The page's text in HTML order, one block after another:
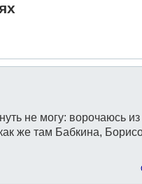
не могу: ворочаюсь из
же там Бабкина,